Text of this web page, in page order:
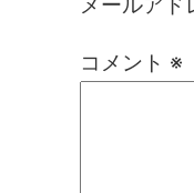
コメント ※